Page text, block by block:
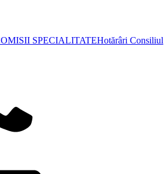
SPECIALITATEHotărâri Consiliul